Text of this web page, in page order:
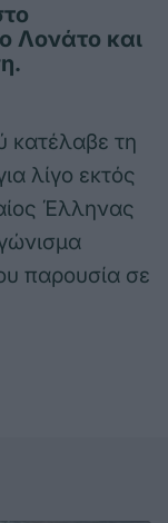
Λονάτο και
κατέλαβε τη
λίγο εκτός
Έλληνας
παρουσία σε